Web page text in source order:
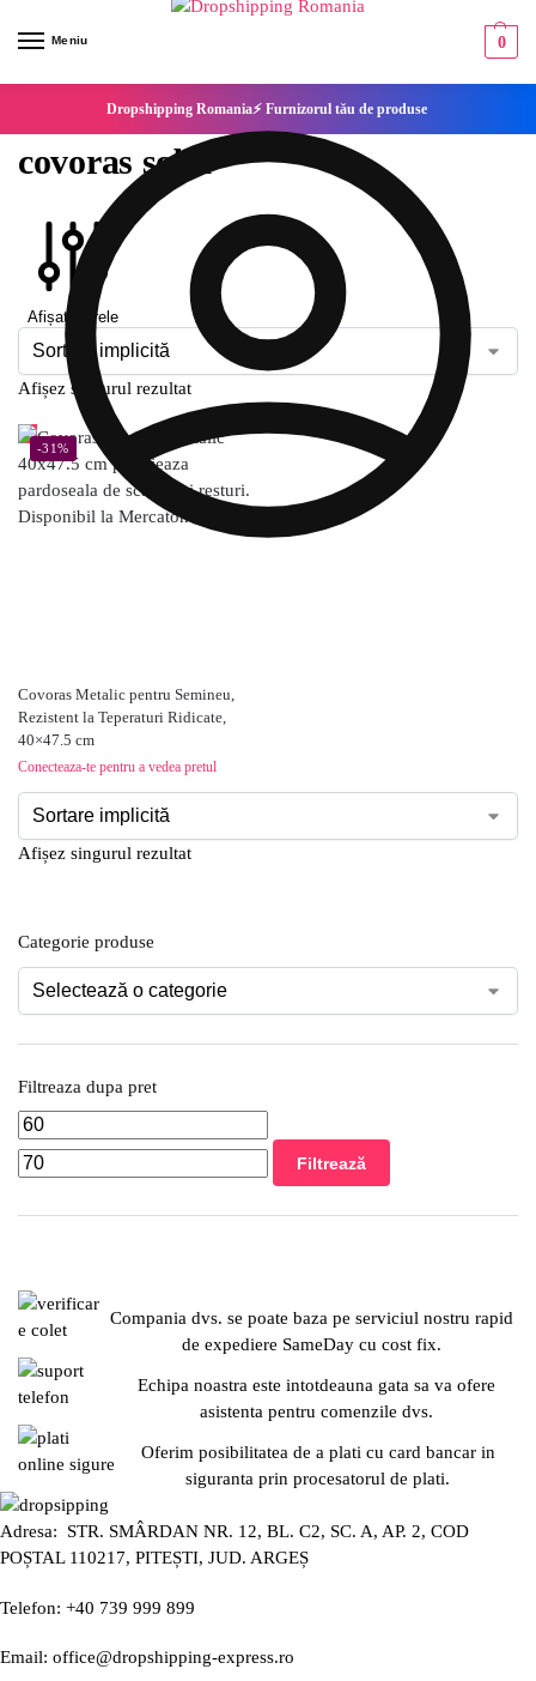
Meniu 0
Dropshipping Romania⚡ Furnizorul tău de produse
covoras soba
Afișați filtrele
Afișez singurul rezultat
-31%
Covoras Metalic pentru Semineu,
Rezistent la Teperaturi Ridicate,
40×47.5 cm
Conecteaza-te pentru a vedea pretul
Afișez singurul rezultat
Categorie produse
Filtreaza dupa pret
Filtrează
Compania dvs. se poate baza pe serviciul nostru rapid
de expediere SameDay cu cost fix.
Echipa noastra este intotdeauna gata sa va ofere
asistenta pentru comenzile dvs.
Oferim posibilitatea de a plati cu card bancar in
siguranta prin procesatorul de plati.
Adresa: STR. SMÂRDAN NR. 12, BL. C2, SC. A, AP. 2, COD
POȘTAL 110217, PITEȘTI, JUD. ARGEȘ
Telefon: +40 739 999 899
Email: office@dropshipping-express.ro